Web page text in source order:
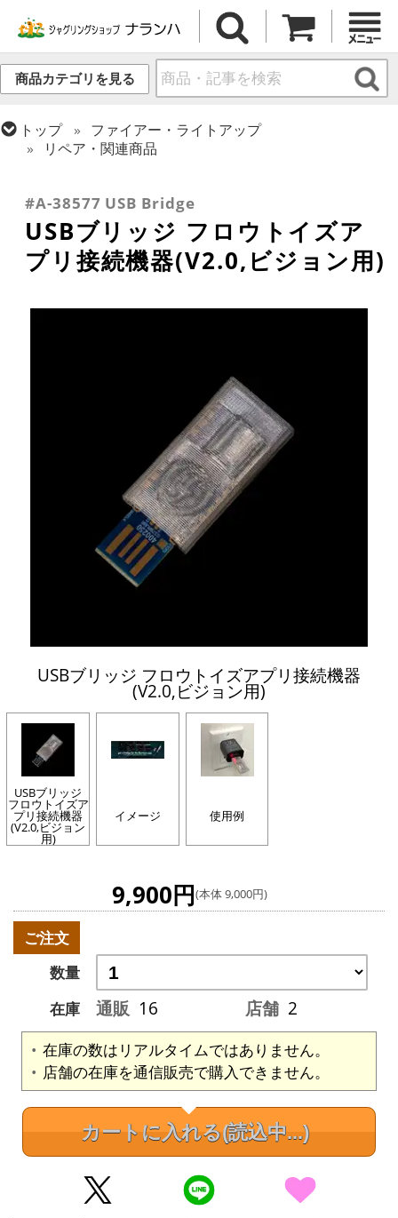
商品カテゴリを見る
トップ
ファイアー・ライトアップ
リペア・関連商品
#A-38577 USB Bridge
USBブリッジ フロウトイズア
プリ接続機器(V2.0,ビジョン用)
USBブリッジ フロウトイズアプリ接続機器
(V2.0,ビジョン用)
USBブリッジ
フロウトイズア
プリ接続機器
(V2.0,ビジョン
用)
イメージ 使用例
9,900円(本体 9,000円)
ご注文
数量
在庫
通販 16 店舗 2
在庫の数はリアルタイムではありません。
店舗の在庫を通信販売で購入できません。
カートに入れる(読込中...)